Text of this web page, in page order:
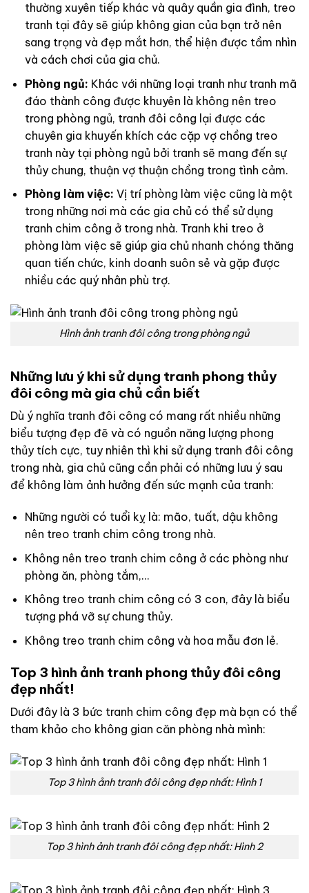
thường xuyên tiếp khác và quây quần gia đình, treo
tranh tại đây sẽ giúp không gian của bạn trở nên
sang trọng và đẹp mắt hơn, thể hiện được tầm nhìn
và cách chơi của gia chủ.
Phòng ngủ: Khác với những loại tranh như tranh mã
đáo thành công được khuyên là không nên treo
trong phòng ngủ, tranh đôi công lại được các
chuyên gia khuyến khích các cặp vợ chồng treo
tranh này tại phòng ngủ bởi tranh sẽ mang đến sự
thủy chung, thuận vợ thuận chồng trong tình cảm.
Phòng làm việc: Vị trí phòng làm việc cũng là một
trong những nơi mà các gia chủ có thể sử dụng
tranh chim công ở trong nhà. Tranh khi treo ở
phòng làm việc sẽ giúp gia chủ nhanh chóng thăng
quan tiến chức, kinh doanh suôn sẻ và gặp được
nhiều các quý nhân phù trợ.
Hình ảnh tranh đôi công trong phòng ngủ
Những lưu ý khi sử dụng tranh phong thủy
đôi công mà gia chủ cần biết
Dù ý nghĩa tranh đôi công có mang rất nhiều những
biểu tượng đẹp đẽ và có nguồn năng lượng phong
thủy tích cực, tuy nhiên thì khi sử dụng tranh đôi công
trong nhà, gia chủ cũng cần phải có những lưu ý sau
để không làm ảnh hưởng đến sức mạnh của tranh:
Những người có tuổi kỵ là: mão, tuất, dậu không
nên treo tranh chim công trong nhà.
Không nên treo tranh chim công ở các phòng như
phòng ăn, phòng tắm,…
Không treo tranh chim công có 3 con, đây là biểu
tượng phá vỡ sự chung thủy.
Không treo tranh chim công và hoa mẫu đơn lẻ.
Top 3 hình ảnh tranh phong thủy đôi công
đẹp nhất!
Dưới đây là 3 bức tranh chim công đẹp mà bạn có thể
tham khảo cho không gian căn phòng nhà mình:
Top 3 hình ảnh tranh đôi công đẹp nhất: Hình 1
Top 3 hình ảnh tranh đôi công đẹp nhất: Hình 2